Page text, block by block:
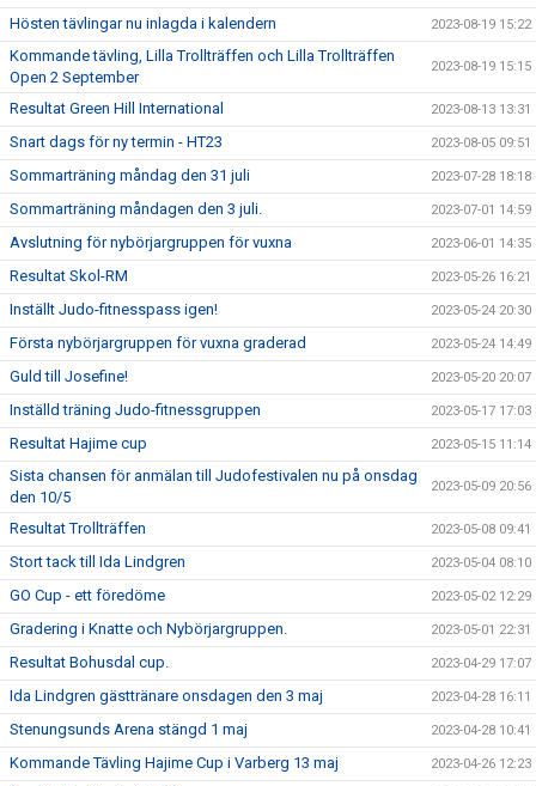
Hösten tävlingar nu inlagda i kalendern 2023-08-19 15:22
Kommande tävling, Lilla Trollträffen och Lilla Trollträffen
Open 2 September
2023-08-19 15:15
Resultat Green Hill International 2023-08-13 13:31
Snart dags för ny termin - HT23 2023-08-05 09:51
Sommarträning måndag den 31 juli 2023-07-28 18:18
Sommarträning måndagen den 3 juli. 2023-07-01 14:59
Avslutning för nybörjargruppen för vuxna 2023-06-01 14:35
Resultat Skol-RM 2023-05-26 16:21
Inställt Judo-fitnesspass igen! 2023-05-24 20:30
Första nybörjargruppen för vuxna graderad 2023-05-24 14:49
Guld till Josefine! 2023-05-20 20:07
Inställd träning Judo-fitnessgruppen 2023-05-17 17:03
Resultat Hajime cup 2023-05-15 11:14
Sista chansen för anmälan till Judofestivalen nu på onsdag
den 10/5
2023-05-09 20:56
Resultat Trollträffen 2023-05-08 09:41
Stort tack till Ida Lindgren 2023-05-04 08:10
GO Cup - ett föredöme 2023-05-02 12:29
Gradering i Knatte och Nybörjargruppen. 2023-05-01 22:31
Resultat Bohusdal cup. 2023-04-29 17:07
Ida Lindgren gästtränare onsdagen den 3 maj 2023-04-28 16:11
Stenungsunds Arena stängd 1 maj 2023-04-28 10:41
Kommande Tävling Hajime Cup i Varberg 13 maj 2023-04-26 12:23